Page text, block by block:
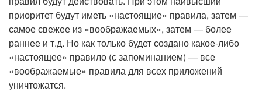
приоритет будут иметь «настоящие» правила, затем —
самое свежее из «воображаемых», затем — более
раннее и т.д. Но как только будет создано какое-либо
«настоящее» правило (с запоминанием) — все
«воображаемые» правила для всех приложений
уничтожатся.